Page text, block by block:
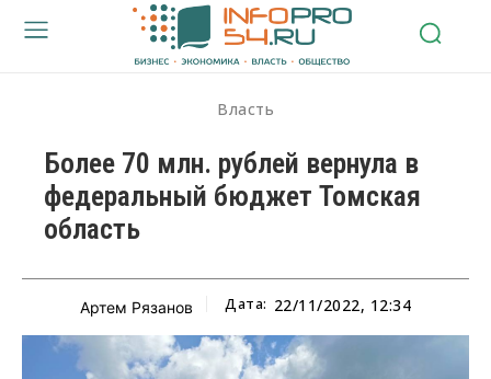
Власть
Более 70 млн. рублей вернула в
федеральный бюджет Томская
область
Артем Рязанов Дата: 22/11/2022, 12:34